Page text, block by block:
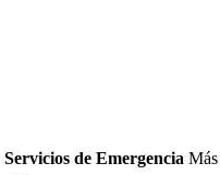
Servicios de Emergencia